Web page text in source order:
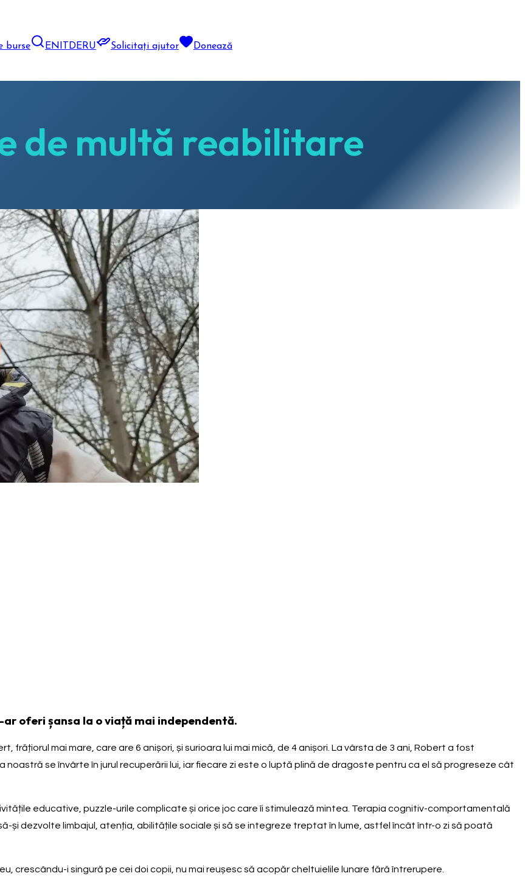
burse EN DERU Solicitați ajutor Donează
de multă reabilitare
oferi șansa la o viață mai independentă.
frățiorul mai mare, care are 6 anișori, și surioara lui mai mică, de 4 anișori. La vârsta de 3 ani, Robert a fost
se învârte în jurul recuperării lui, iar fiecare zi este o luptă plină de dragoste pentru ca el să progreseze cât
educative, puzzle-urile complicate și orice joc care îi stimulează mintea. Terapia cognitiv-comportamentală
și dezvolte limbajul, atenția, abilitățile sociale și să se integreze treptat în lume, astfel încât într-o zi să poată
i singură pe cei doi copii, nu mai reușesc să acopăr cheltuielile lunare fără întrerupere.